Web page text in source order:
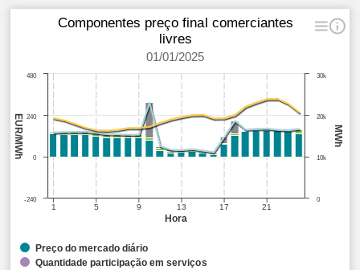
Hora
MWh
EUR/MWh
Componentes preço final comerciantes
livres
01/01/2025
1 5 9 13 17 21
0
10k
20k
30k
0
480
-240
240
Preço do mercado diário
Quantidade participação em serviços